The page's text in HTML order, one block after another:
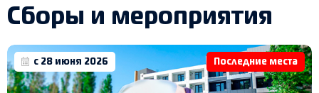
Сборы и мероприятия
с 28 июня 2026 Последние места